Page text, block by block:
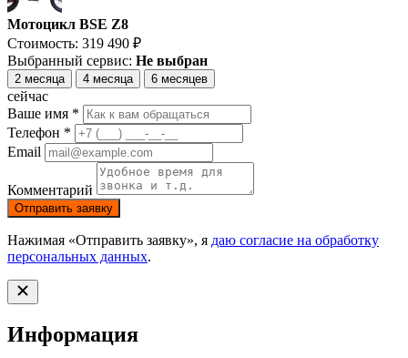
Мотоцикл BSE Z8
Стоимость: 319 490 ₽
Выбранный сервис: Не выбран
2 месяца 4 месяца 6 месяцев
сейчас
Ваше имя *
Телефон *
Email
Комментарий
Отправить заявку
Нажимая «Отправить заявку», я даю согласие на обработку
персональных данных.
Информация